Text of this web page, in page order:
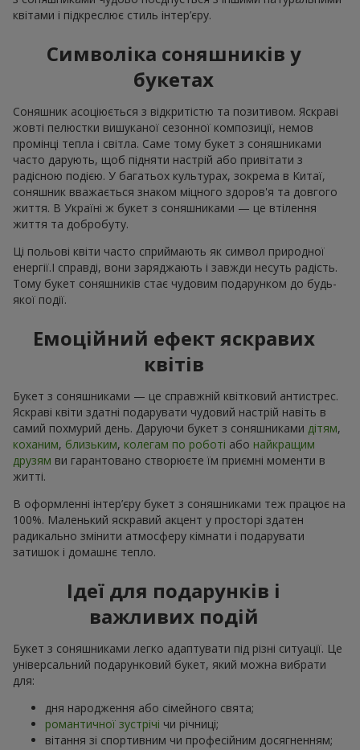
квітами і підкреслює стиль інтер’єру.
Символіка соняшників у
букетах
Соняшник асоціюється з відкритістю та позитивом. Яскраві
жовті пелюстки вишуканої сезонної композиції, немов
промінці тепла і світла. Саме тому букет з соняшниками
часто дарують, щоб підняти настрій або привітати з
радісною подією. У багатьох культурах, зокрема в Китаї,
соняшник вважається знаком міцного здоров'я та довгого
життя. В Україні ж букет з соняшниками — це втілення
життя та добробуту.
Ці польові квіти часто сприймають як символ природної
енергії.І справді, вони заряджають і завжди несуть радість.
Тому букет соняшників стає чудовим подарунком до будь-
якої події.
Емоційний ефект яскравих
квітів
Букет з соняшниками — це справжній квітковий антистрес.
Яскраві квіти здатні подарувати чудовий настрій навіть в
самий похмурий день. Даруючи букет з соняшниками дітям,
коханим, близьким, колегам по роботі або найкращим
друзям ви гарантовано створюєте їм приємні моменти в
житті.
В оформленні інтер’єру букет з соняшниками теж працює на
100%. Маленький яскравий акцент у просторі здатен
радикально змінити атмосферу кімнати і подарувати
затишок і домашнє тепло.
Ідеї для подарунків і
важливих подій
Букет з соняшниками легко адаптувати під різні ситуації. Це
універсальний подарунковий букет, який можна вибрати
для:
дня народження або сімейного свята;
романтичної зустрічі чи річниці;
вітання зі спортивним чи професійним досягненням;